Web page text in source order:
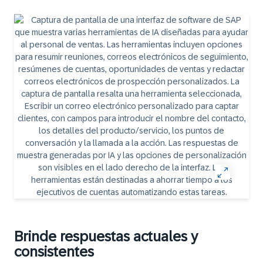
Brinde respuestas actuales y
consistentes